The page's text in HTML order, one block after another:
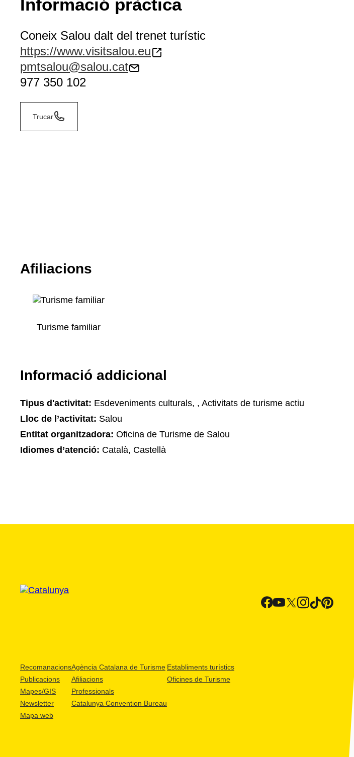
Informació pràctica
Coneix Salou dalt del trenet turístic
https://www.visitsalou.eu
pmtsalou@salou.cat
977 350 102
Trucar
Afiliacions
Turisme familiar
Informació addicional
Tipus d'activitat: Esdeveniments culturals, , Activitats de turisme actiu
Lloc de l’activitat: Salou
Entitat organitzadora: Oficina de Turisme de Salou
Idiomes d’atenció: Català, Castellà
Recomanacions
Publicacions
Mapes/GIS
Newsletter
Mapa web
Agència Catalana de Turisme
Afiliacions
Professionals
Catalunya Convention Bureau
Establiments turístics
Oficines de Turisme